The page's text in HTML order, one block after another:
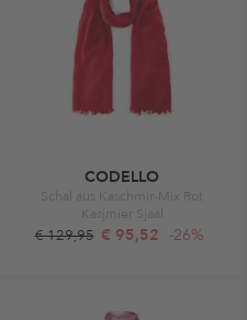
CODELLO
Schal aus Kaschmir-Mix Rot
Kasjmier Sjaal
€ 129,95 € 95,52 -26%